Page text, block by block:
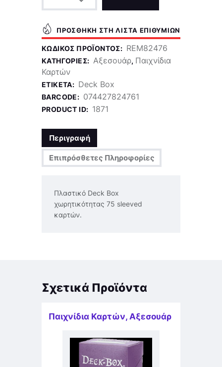
ΠΡΟΣΘΉΚΗ ΣΤΗ ΛΊΣΤΑ ΕΠΙΘΥΜΙΏΝ
ΚΩΔΙΚΌΣ ΠΡΟΪΌΝΤΟΣ: REM82476
ΚΑΤΗΓΟΡΊΕΣ: Αξεσουάρ, Παιχνίδια
Καρτών
ΕΤΙΚΈΤΑ: Deck Box
BARCODE: 074427824761
PRODUCT ID: 1871
Περιγραφή
Επιπρόσθετες Πληροφορίες
Πλαστικό Deck Box
χωρητικότητας 75 sleeved
καρτών.
Σχετικά Προϊόντα
Παιχνίδια Καρτών, Αξεσουάρ